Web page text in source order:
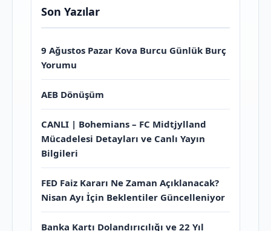
Son Yazılar
9 Ağustos Pazar Kova Burcu Günlük Burç
Yorumu
AEB Dönüşüm
CANLI | Bohemians – FC Midtjylland
Mücadelesi Detayları ve Canlı Yayın
Bilgileri
FED Faiz Kararı Ne Zaman Açıklanacak?
Nisan Ayı İçin Beklentiler Güncelleniyor
Banka Kartı Dolandırıcılığı ve 22 Yıl